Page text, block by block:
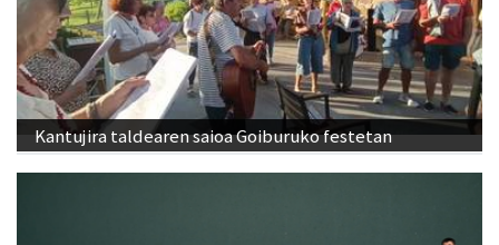
Kantujira taldearen saioa Goiburuko festetan